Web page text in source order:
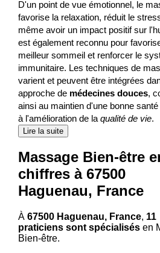
D'un point de vue émotionnel, le
favorise la relaxation, réduit le
même avoir un impact positif sur
est également reconnu pour
meilleur sommeil et renforcer le
immunitaire. Les techniques de
varient et peuvent être intégrées
approche de médecines douces,
ainsi au maintien d'une bonne santé
à l'amélioration de la qualité de vie.
Lire la suite
Massage Bien-être
chiffres à 67500
Haguenau, France
À 67500 Haguenau, France, 11
praticiens sont spécialisésen
Bien-être.